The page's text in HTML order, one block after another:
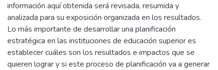
información aquí obtenida será revisada, resumida y
analizada para su exposición organizada en los resultados.
Lo más importante de desarrollar una planificación
estratégica en las instituciones de educación superior es
establecer cuáles son los resultados e impactos que se
quieren lograr y si este proceso de planificación va a generar